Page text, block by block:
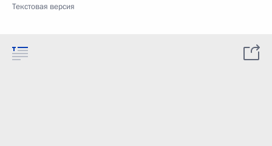
Текстовая версия